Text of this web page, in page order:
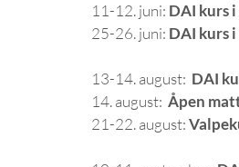
11-12. juni: DAI kurs
25-26. juni: DAI kurs
13-14. august: DAI
14. august: Åpen
21-22. august: